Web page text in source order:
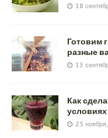
18
Готовим
разные
13
Как
условиях
25